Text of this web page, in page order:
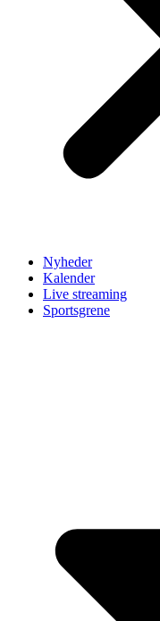
Nyheder
Kalender
Live streaming
Sportsgrene